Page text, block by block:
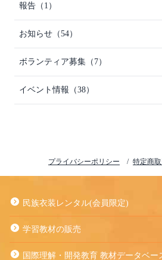
報告（1）
お知らせ（54）
ボランティア募集（7）
イベント情報（38）
プライバシーポリシー 特定商
民族衣装レンタル(会員限定)
学習教材の販売
国際理解・開発教育 教材データベー